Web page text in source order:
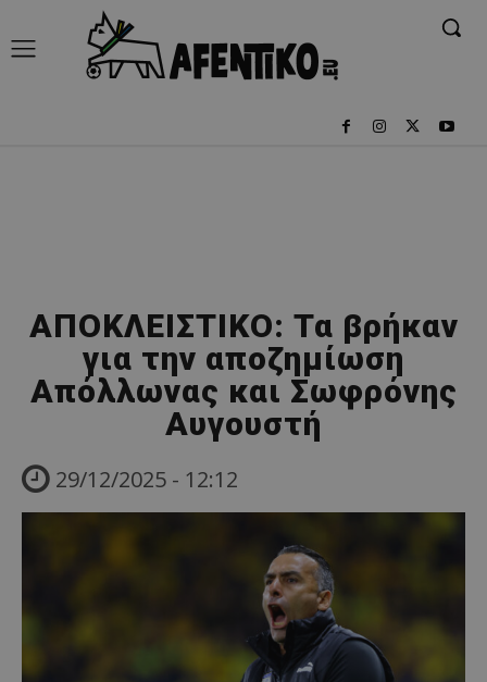
ΑΠΟΚΛΕΙΣΤΙΚΟ: Τα βρήκαν
για την αποζημίωση
Απόλλωνας και Σωφρόνης
Αυγουστή
29/12/2025 - 12:12